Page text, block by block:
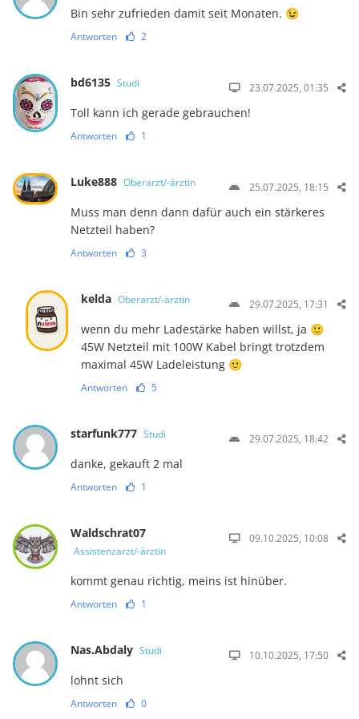
Bin sehr zufrieden damit seit Monaten. 😉
Antworten 2
bd6135 Studi 23.07.2025, 01:35
Toll kann ich gerade gebrauchen!
Antworten 1
Luke888 Oberarzt/-ärztin 25.07.2025, 18:15
Muss man denn dann dafür auch ein stärkeres
Netzteil haben?
Antworten 3
kelda Oberarzt/-ärztin 29.07.2025, 17:31
wenn du mehr Ladestärke haben willst, ja 🙂
45W Netzteil mit 100W Kabel bringt trotzdem
maximal 45W Ladeleistung 🙂
Antworten 5
starfunk777 Studi 29.07.2025, 18:42
danke, gekauft 2 mal
Antworten 1
Waldschrat07
Assistenzarzt/-ärztin
09.10.2025, 10:08
kommt genau richtig, meins ist hinüber.
Antworten 1
Nas.Abdaly Studi 10.10.2025, 17:50
lohnt sich
Antworten 0